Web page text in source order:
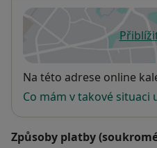
Dostupnost
Na této adrese online
Co mám v takové situaci
Způsoby platby